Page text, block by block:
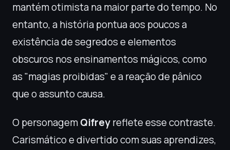
mantém otimista na maior parte do tempo. No
entanto, a história pontua aos poucos a
existência de segredos e elementos
obscuros nos ensinamentos mágicos, como
as "magias proibidas" e a reação de pânico
que o assunto causa.
O personagemQifreyreflete esse contraste.
Carismático e divertido com suas aprendizes,